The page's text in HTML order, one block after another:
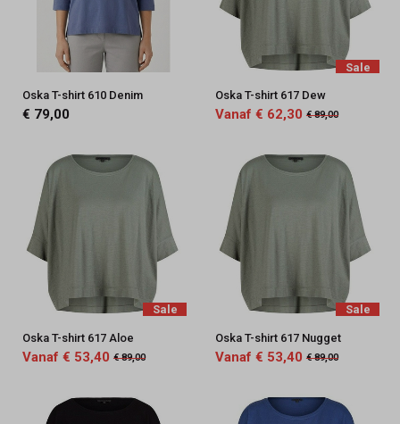
Oska T-shirt 610 Denim
€ 79,00
Sale
Oska T-shirt 617 Dew
Vanaf € 62,30 € 89,00
Sale
Oska T-shirt 617 Aloe
Vanaf € 53,40 € 89,00
Sale
Oska T-shirt 617 Nugget
Vanaf € 53,40 € 89,00